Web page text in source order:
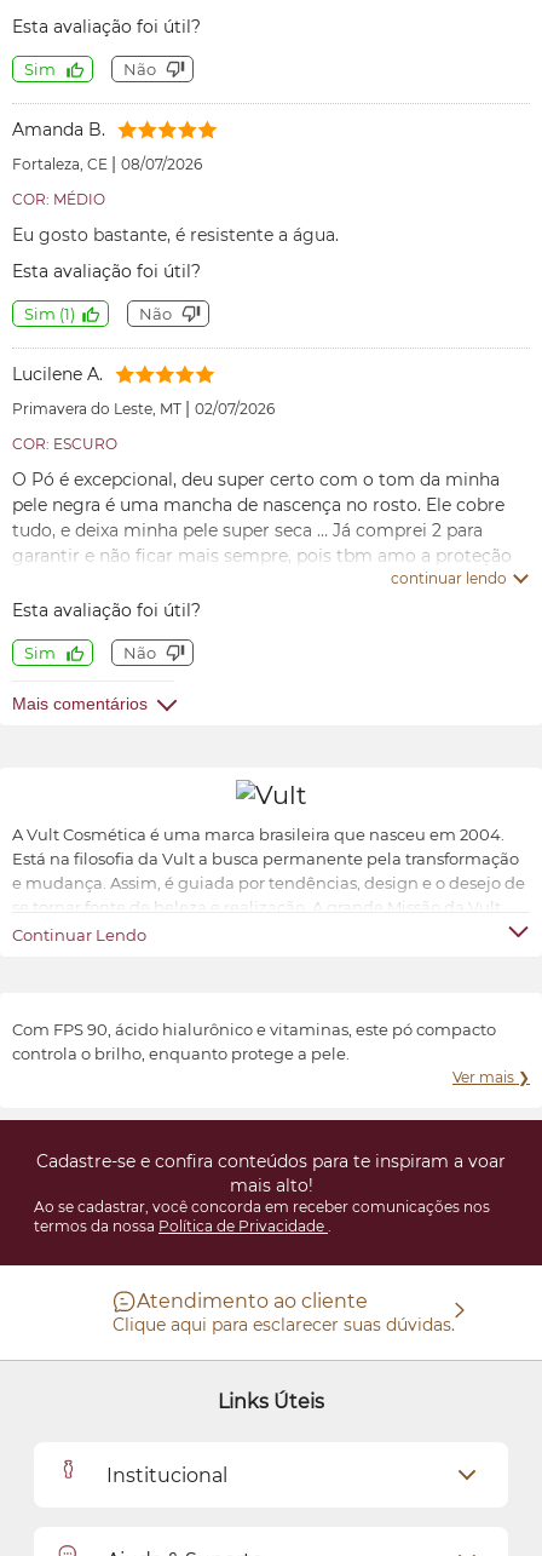
Esta avaliação foi útil?
Sim Não
Amanda B.
Fortaleza, CE | 08/07/2026
COR: MÉDIO
Eu gosto bastante, é resistente a água.
Esta avaliação foi útil?
Sim (1) Não
Lucilene A.
Primavera do Leste, MT | 02/07/2026
COR: ESCURO
O Pó é excepcional, deu super certo com o tom da minha
pele negra é uma mancha de nascença no rosto. Ele cobre
tudo, e deixa minha pele super seca … Já comprei 2 para
garantir e não ficar mais sempre, pois tbm amo a proteção
que ele oferece e as vitaminas existentes nele que
contribuem para retardar o envelhecimento facial . Muitas
e já estou recomendando 😄
continuar lendo
Esta avaliação foi útil?
Sim Não
Mais comentários
A Vult Cosmética é uma marca brasileira que nasceu em 2004.
Está na filosofia da Vult a busca permanente pela transformação
e mudança. Assim, é guiada por tendências, design e o desejo de
se tornar fonte de beleza e realização. A grande Missão da Vult
Cosmética é oferecer ao universo feminino a possibilidade de ter
Continuar Lendo
Com FPS 90, ácido hialurônico e vitaminas, este pó compacto
controla o brilho, enquanto protege a pele.
Ver mais ❯
Cadastre-se e confira conteúdos para te inspiram a voar
mais alto!
Ao se cadastrar, você concorda em receber comunicações nos
termos da nossa Política de Privacidade .
Atendimento ao cliente
Clique aqui para esclarecer suas dúvidas.
Links Úteis
Institucional